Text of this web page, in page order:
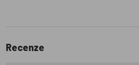
Recenze